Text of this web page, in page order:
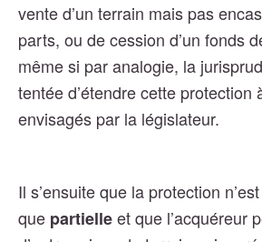
vente d’un terrain mais pas
parts, ou de cession d’un fonds
même si par analogie, la
tentée d’étendre cette protection
envisagés par la législateur.
Il s’ensuite que la protection
que partielleet que l’acquéreur